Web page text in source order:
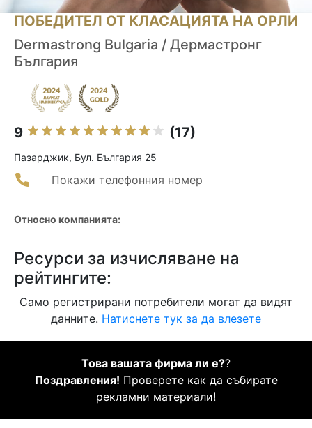
ПОБЕДИТЕЛ ОТ КЛАСАЦИЯТА НА ОРЛИ
Dermastrong Bulgaria / Дермастронг
България
9 (17)
Пазарджик, Бул. България 25
Покажи телефонния номер
Относно компанията:
Ресурси за изчисляване на
рейтингите:
Само регистрирани потребители могат да видят
данните. Натиснете тук за да влезете
Това вашата фирма ли е??
Поздравления! Проверете как да събирате
рекламни материали!